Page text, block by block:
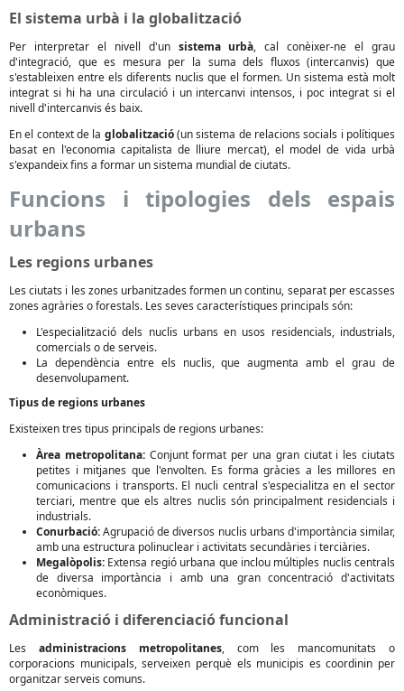
El sistema urbà i la globalització
Per interpretar el nivell d'un sistema urbà, cal conèixer-ne el grau
d'integració, que es mesura per la suma dels fluxos (intercanvis) que
s'estableixen entre els diferents nuclis que el formen. Un sistema està molt
integrat si hi ha una circulació i un intercanvi intensos, i poc integrat si el
nivell d'intercanvis és baix.
En el context de la globalització(un sistema de relacions socials i polítiques
basat en l'economia capitalista de lliure mercat), el model de vida urbà
s'expandeix fins a formar un sistema mundial de ciutats.
Funcions i tipologies dels espais
urbans
Les regions urbanes
Les ciutats i les zones urbanitzades formen un continu, separat per escasses
zones agràries o forestals. Les seves característiques principals són:
L'especialització dels nuclis urbans en usos residencials, industrials,
comercials o de serveis.
La dependència entre els nuclis, que augmenta amb el grau de
desenvolupament.
Tipus de regions urbanes
Existeixen tres tipus principals de regions urbanes:
Àrea metropolitana:Conjunt format per una gran ciutat i les ciutats
petites i mitjanes que l'envolten. Es forma gràcies a les millores en
comunicacions i transports. El nucli central s'especialitza en el sector
terciari, mentre que els altres nuclis són principalment residencials i
industrials.
Conurbació:Agrupació de diversos nuclis urbans d'importància similar,
amb una estructura polinuclear i activitats secundàries i terciàries.
Megalòpolis: Extensa regió urbana que inclou múltiples nuclis centrals
de diversa importància i amb una gran concentració d'activitats
econòmiques.
Administració i diferenciació funcional
Les administracions metropolitanes, com les mancomunitats o
corporacions municipals, serveixen perquè els municipis es coordinin per
organitzar serveis comuns.